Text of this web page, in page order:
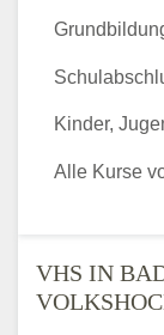
VHS IN
Kinder,
Alle Kurse